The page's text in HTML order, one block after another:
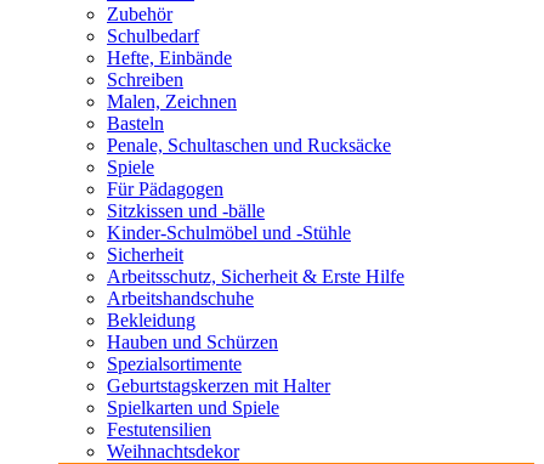
Zubehör
Schulbedarf
Hefte, Einbände
Schreiben
Malen, Zeichnen
Basteln
Penale, Schultaschen und Rucksäcke
Spiele
Für Pädagogen
Sitzkissen und -bälle
Kinder-Schulmöbel und -Stühle
Sicherheit
Arbeitsschutz, Sicherheit & Erste Hilfe
Arbeitshandschuhe
Bekleidung
Hauben und Schürzen
Spezialsortimente
Geburtstagskerzen mit Halter
Spielkarten und Spiele
Festutensilien
Weihnachtsdekor